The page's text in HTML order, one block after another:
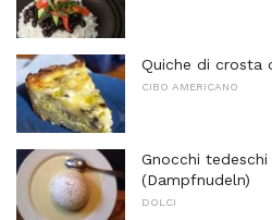
Quiche di crosta
CIBO AMERICANO
Gnocchi
(Dampfnudeln)
DOLCI